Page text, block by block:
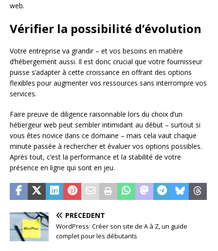
web.
Vérifier la possibilité d’évolution
Votre entreprise va grandir – et vos besoins en matière
d’hébergement aussi. Il est donc crucial que votre fournisseur
puisse s’adapter à cette croissance en offrant des options
flexibles pour augmenter vos ressources sans interrompre vos
services.
Faire preuve de diligence raisonnable lors du choix d’un
hébergeur web peut sembler intimidant au début – surtout si
vous êtes novice dans ce domaine – mais cela vaut chaque
minute passée à rechercher et évaluer vos options possibles.
Après tout, c’est la performance et la stabilité de votre
présence en ligne qui sont en jeu.
PRÉCÉDENT
WordPress: Créer son site de A à Z, un guide
complet pour les débutants